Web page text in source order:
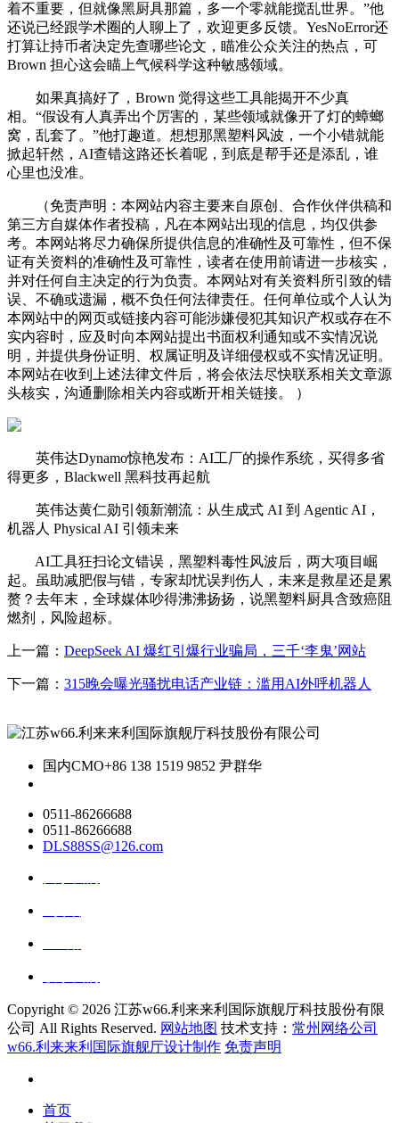
着不重要，但就像黑厨具那篇，多一个零就能搅乱世界。”他
还说已经跟学术圈的人聊上了，欢迎更多反馈。YesNoError还
打算让持币者决定先查哪些论文，瞄准公众关注的热点，可
Brown 担心这会瞄上气候科学这种敏感领域。
如果真搞好了，Brown 觉得这些工具能揭开不少真
相。“假设有人真弄出个厉害的，某些领域就像开了灯的蟑螂
窝，乱套了。”他打趣道。想想那黑塑料风波，一个小错就能
掀起轩然，AI查错这路还长着呢，到底是帮手还是添乱，谁
心里也没准。
（免责声明：本网站内容主要来自原创、合作伙伴供稿和
第三方自媒体作者投稿，凡在本网站出现的信息，均仅供参
考。本网站将尽力确保所提供信息的准确性及可靠性，但不保
证有关资料的准确性及可靠性，读者在使用前请进一步核实，
并对任何自主决定的行为负责。本网站对有关资料所引致的错
误、不确或遗漏，概不负任何法律责任。任何单位或个人认为
本网站中的网页或链接内容可能涉嫌侵犯其知识产权或存在不
实内容时，应及时向本网站提出书面权利通知或不实情况说
明，并提供身份证明、权属证明及详细侵权或不实情况证明。
本网站在收到上述法律文件后，将会依法尽快联系相关文章源
头核实，沟通删除相关内容或断开相关链接。 ）
英伟达Dynamo惊艳发布：AI工厂的操作系统，买得多省
得更多，Blackwell 黑科技再起航
英伟达黄仁勋引领新潮流：从生成式 AI 到 Agentic AI，
机器人 Physical AI 引领未来
AI工具狂扫论文错误，黑塑料毒性风波后，两大项目崛
起。虽助减肥假与错，专家却忧误判伤人，未来是救星还是累
赘？去年末，全球媒体吵得沸沸扬扬，说黑塑料厨具含致癌阻
燃剂，风险超标。
上一篇： DeepSeek AI 爆红引爆行业骗局，三千‘李鬼’网站
下一篇： 315晚会曝光骚扰电话产业链：滥用AI外呼机器人
国内CMO+86 138 1519 9852 尹群华
0511-86266688
0511-86266688
DLS88SS@126.com
Copyright © 2026 江苏w66.利来来利国际旗舰厅科技股份有限
公司 All Rights Reserved. 网站地图 技术支持： 常州网络公司
w66.利来来利国际旗舰厅设计制作 免责声明
首页